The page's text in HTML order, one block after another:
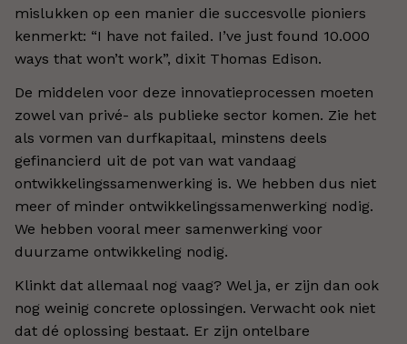
mislukken op een manier die succesvolle pioniers
kenmerkt: “I have not failed. I’ve just found 10.000
ways that won’t work”, dixit Thomas Edison.
De middelen voor deze innovatieprocessen moeten
zowel van privé- als publieke sector komen. Zie het
als vormen van durfkapitaal, minstens deels
gefinancierd uit de pot van wat vandaag
ontwikkelingssamenwerking is. We hebben dus niet
meer of minder ontwikkelingssamenwerking nodig.
We hebben vooral meer samenwerking voor
duurzame ontwikkeling nodig.
Klinkt dat allemaal nog vaag? Wel ja, er zijn dan ook
nog weinig concrete oplossingen. Verwacht ook niet
dat dé oplossing bestaat. Er zijn ontelbare